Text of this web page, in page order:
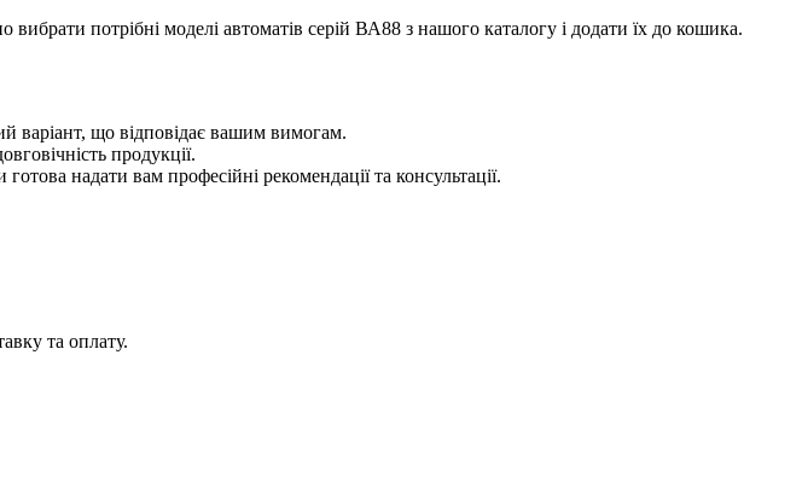
потрібні моделі автоматів серій ВА88 з нашого каталогу і додати їх до кошика.
варіант, що відповідає вашим вимогам.
продукції.
надати вам професійні рекомендації та консультації.
та оплату.